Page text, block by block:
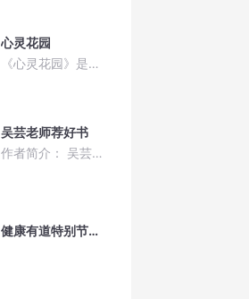
心灵花园
《心灵花园》是由杭州市上城区红十字会、浙江省心理咨询与心理治疗行业协会和华语之声联合推出的一档关注当代人心理健康和情感需求的专题访谈节目，每期选取不同的热点话题，普及心理健康知识
吴芸老师荐好书
作者简介： 吴芸，中国散文学会会员，中国报告文学学会会员，浙江省作家协会会员，著有散文集《芸香世界》，作品入选年度散文精选和中学生阅读题库。 2013年，吴芸老师在水秀苑社区成立了“芸文化”工作室。近十年，“芸文化”工作室开展了公益讲座几十个，深受人们喜爱。工作室于2015年被评为“杭州市示范社区学习共同体”。 “杭州市优秀传统文化丛书”宣传点是“芸文化”工作室的品牌项目之一，一个点设在西湖区水秀苑社区，另一个点设在“云泊天目”山庄，期望更多人了解与热爱杭城优秀传统文化！ 在2023年世界读书日来临前夕，为了与更多读者朋友分享好书，吴芸老师开设“荐好书”栏目。以书会友，共建我们自己的心灵家园！谢谢大家聆听！
健康有道特别节目—-揭秘中国式亲子关系